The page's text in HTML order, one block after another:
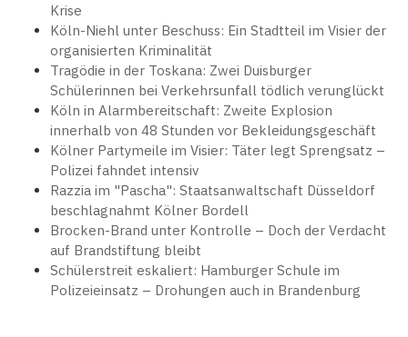
Krise
Köln-Niehl unter Beschuss: Ein Stadtteil im Visier der
organisierten Kriminalität
Tragödie in der Toskana: Zwei Duisburger
Schülerinnen bei Verkehrsunfall tödlich verunglückt
Köln in Alarmbereitschaft: Zweite Explosion
innerhalb von 48 Stunden vor Bekleidungsgeschäft
Kölner Partymeile im Visier: Täter legt Sprengsatz –
Polizei fahndet intensiv
Razzia im "Pascha": Staatsanwaltschaft Düsseldorf
beschlagnahmt Kölner Bordell
Brocken-Brand unter Kontrolle – Doch der Verdacht
auf Brandstiftung bleibt
Schülerstreit eskaliert: Hamburger Schule im
Polizeieinsatz – Drohungen auch in Brandenburg